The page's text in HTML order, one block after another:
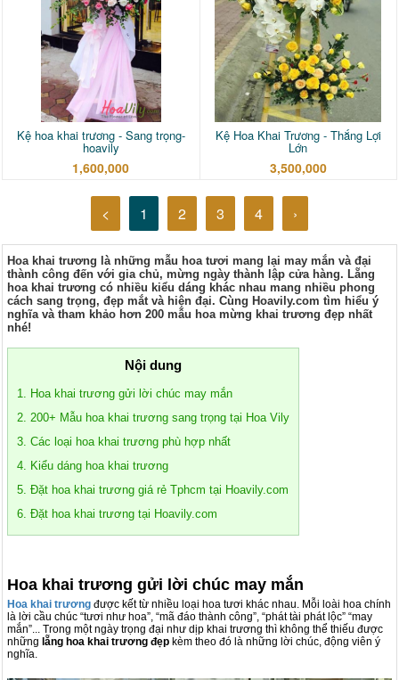
Kệ hoa khai trương - Sang trọng-
hoavily
1,600,000
Kệ Hoa Khai Trương - Thắng Lợi
Lớn
3,500,000
< 1 2 3 4 ›
Hoa khai trương là những mẫu hoa tươi mang lại may mắn và đại
thành công đến với gia chủ, mừng ngày thành lập cửa hàng. Lẵng
hoa khai trương có nhiều kiểu dáng khác nhau mang nhiều phong
cách sang trọng, đẹp mắt và hiện đại. Cùng Hoavily.com tìm hiểu ý
nghĩa và tham khảo hơn 200 mẫu hoa mừng khai trương đẹp nhất
nhé!
Nội dung
1. Hoa khai trương gửi lời chúc may mắn
2. 200+ Mẫu hoa khai trương sang trọng tại Hoa Vily
3. Các loại hoa khai trương phù hợp nhất
4. Kiểu dáng hoa khai trương
5. Đặt hoa khai trương giá rẻ Tphcm tại Hoavily.com
6. Đặt hoa khai trương tại Hoavily.com
Hoa khai trương gửi lời chúc may mắn
Hoa khai trương được kết từ nhiều loại hoa tươi khác nhau. Mỗi loài hoa chính
là lời cầu chúc “tươi như hoa”, “mã đáo thành công”, “phát tài phát lộc” “may
mắn”... Trong một ngày trọng đại như dịp khai trương thì không thể thiếu được
những lẵng hoa khai trương đẹp kèm theo đó là những lời chúc, động viên ý
nghĩa.